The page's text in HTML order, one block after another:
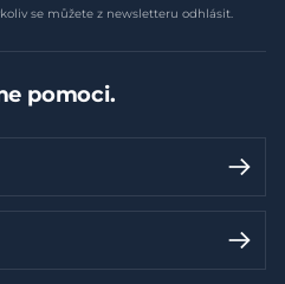
se můžete z newsletteru odhlásit.
pomoci.